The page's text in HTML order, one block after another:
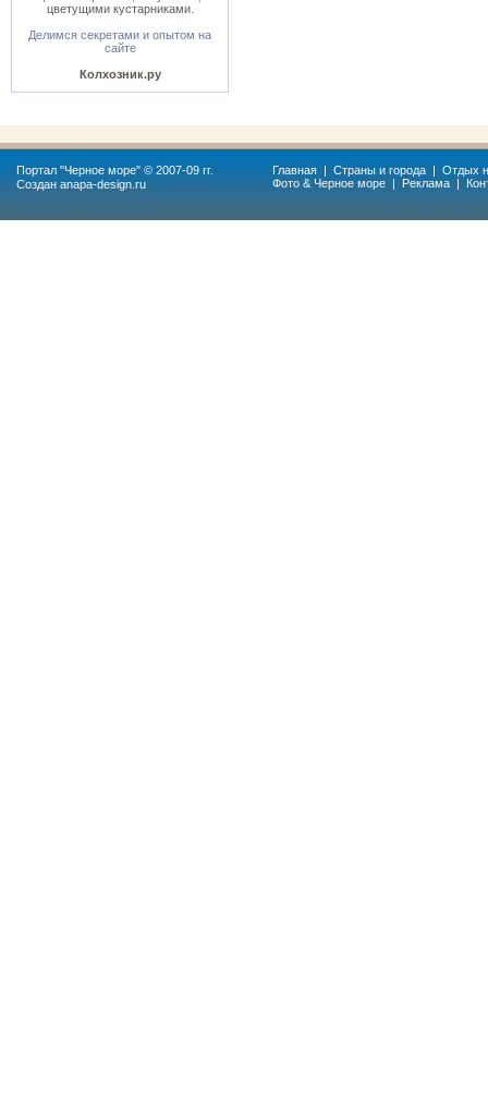
цветущими кустарниками.
Делимся секретами и опытом на
сайте
Колхозник.ру
Портал "Черное море" © 2007-09 гг.
Создан anapa-design.ru
Главная | Страны и города | Отдых
Фото & Черное море | Реклама |